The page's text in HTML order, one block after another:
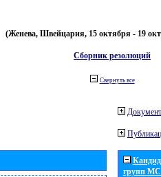
(Женева, Швейцария, 15 октября - 19
Сборник резолюций
Свернуть все
групп